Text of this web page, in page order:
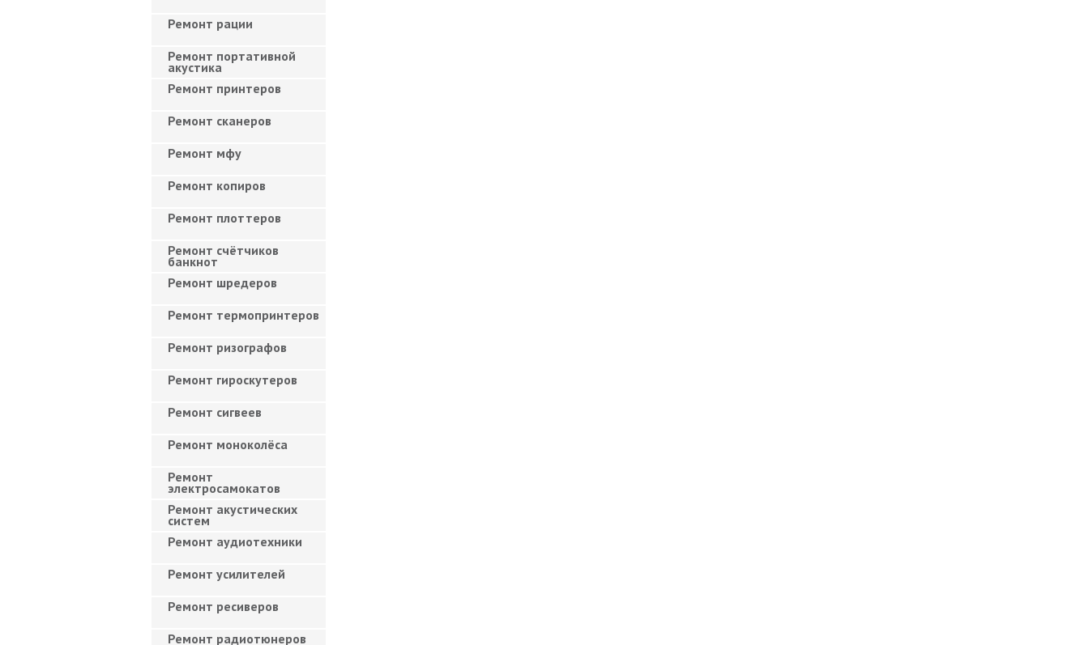
Ремонт рации
Ремонт портативной
акустика
Ремонт принтеров
Ремонт сканеров
Ремонт мфу
Ремонт копиров
Ремонт плоттеров
Ремонт счётчиков
банкнот
Ремонт шредеров
Ремонт термопринтеров
Ремонт ризографов
Ремонт гироскутеров
Ремонт сигвеев
Ремонт моноколёса
Ремонт
электросамокатов
Ремонт акустических
систем
Ремонт аудиотехники
Ремонт усилителей
Ремонт ресиверов
Ремонт радиотюнеров